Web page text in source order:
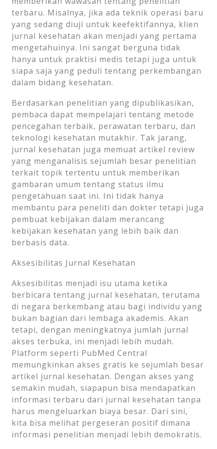
terbaru. Misalnya, jika ada teknik operasi baru
yang sedang diuji untuk keefektifannya, klien
jurnal kesehatan akan menjadi yang pertama
mengetahuinya. Ini sangat berguna tidak
hanya untuk praktisi medis tetapi juga untuk
siapa saja yang peduli tentang perkembangan
dalam bidang kesehatan.
Berdasarkan penelitian yang dipublikasikan,
pembaca dapat mempelajari tentang metode
pencegahan terbaik, perawatan terbaru, dan
teknologi kesehatan mutakhir. Tak jarang,
jurnal kesehatan juga memuat artikel review
yang menganalisis sejumlah besar penelitian
terkait topik tertentu untuk memberikan
gambaran umum tentang status ilmu
pengetahuan saat ini. Ini tidak hanya
membantu para peneliti dan dokter tetapi juga
pembuat kebijakan dalam merancang
kebijakan kesehatan yang lebih baik dan
berbasis data.
Aksesibilitas Jurnal Kesehatan
Aksesibilitas menjadi isu utama ketika
berbicara tentang jurnal kesehatan, terutama
di negara berkembang atau bagi individu yang
bukan bagian dari lembaga akademis. Akan
tetapi, dengan meningkatnya jumlah jurnal
akses terbuka, ini menjadi lebih mudah.
Platform seperti PubMed Central
memungkinkan akses gratis ke sejumlah besar
artikel jurnal kesehatan. Dengan akses yang
semakin mudah, siapapun bisa mendapatkan
informasi terbaru dari jurnal kesehatan tanpa
harus mengeluarkan biaya besar. Dari sini,
kita bisa melihat pergeseran positif dimana
informasi penelitian menjadi lebih demokratis.